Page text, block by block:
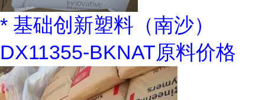
* 基础创新塑料（南沙）
DX11355-BKNAT原料价格